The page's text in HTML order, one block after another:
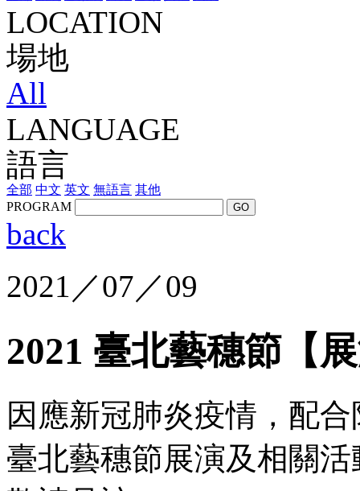
LOCATION
場地
All
LANGUAGE
語言
全部 中文 英文 無語言 其他
PROGRAM
GO
back
2021／07／09
2021 臺北藝穗節【
因應新冠肺炎疫情，配
臺北藝穗節展演及相關